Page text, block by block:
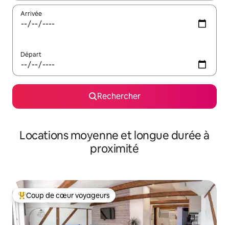
Arrivée
Départ
Rechercher
Locations moyenne et longue durée à
proximité
Coups de cœur voyageurs les plus appréciés
Coup de cœur voyageurs